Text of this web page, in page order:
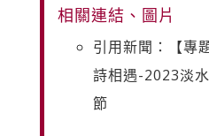
相關連結、圖片
引用新聞：【專
詩相遇-2023淡
節